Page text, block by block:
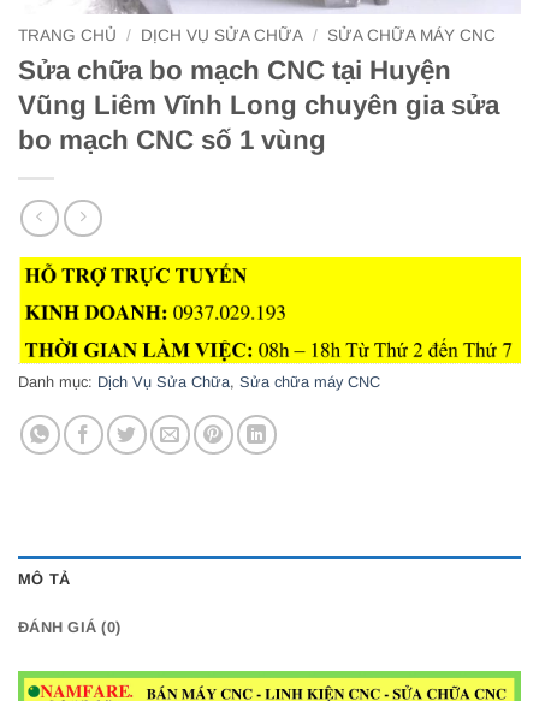
TRANG CHỦ / DỊCH VỤ SỬA CHỮA / SỬA CHỮA MÁY CNC
Sửa chữa bo mạch CNC tại Huyện
Vũng Liêm Vĩnh Long chuyên gia sửa
bo mạch CNC số 1 vùng
Danh mục: Dịch Vụ Sửa Chữa, Sửa chữa máy CNC
MÔ TẢ
ĐÁNH GIÁ (0)